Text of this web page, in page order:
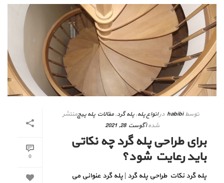
0
توسط habibi درانواع پله,پله گرد,مقالات پله پیچمنتشر
شدهآگوست 28, 2021
برای طراحی پله‌ گرد چه نکاتی
باید رعایت شود؟
پله گرد نکات طراحی پله‌ گرد | پله گرد عنوانی می